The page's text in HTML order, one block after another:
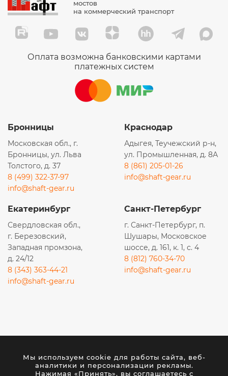
Мы используем cookie для работы сайта, веб-
аналитики и персонализации рекламы.
Нажимая «Принять», вы соглашаетесь с
мостов
на коммерческий транспорт
Оплата возможна банковскими картами
платежных систем
Бронницы
Московская обл., г.
Бронницы, ул. Льва
Толстого, д. 37
8 (499) 322-37-97
info@shaft-gear.ru
Краснодар
Адыгея, Теучежский р-н,
ул. Промышленная, д. 8А
8 (861) 205-01-26
info@shaft-gear.ru
Екатеринбург
Свердловская обл.,
г. Березовский,
Западная промзона,
д. 24/12
8 (343) 363-44-21
info@shaft-gear.ru
Санкт-Петербург
г. Санкт-Петербург, п.
Шушары, Московское
шоссе, д. 161, к. 1, с. 4
8 (812) 760-34-70
info@shaft-gear.ru
каких условиях не является публичной офертой,
определяемой положениями статьи 437 (2) ГК РФ.